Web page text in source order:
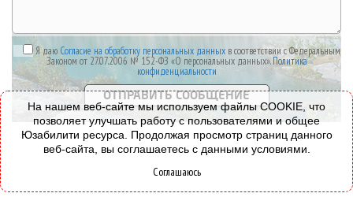
Я даю Согласие на обработку персональных данныхв соответствии с Федеральным
Законом от 27.07.2006 № 152-ФЗ «О персональных данных».Политика
конфиденциальности
На нашем веб-сайте мы используем файлы COOKIE, что
позволяет улучшать работу с пользователями и общее
Юзабилити ресурса. Продолжая просмотр страниц данного
веб-сайта, вы соглашаетесь с данными условиями.
Соглашаюсь